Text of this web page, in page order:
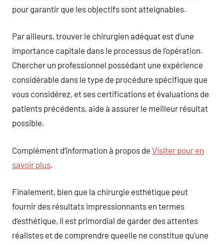
pour garantir que les objectifs sont atteignables.
Par ailleurs, trouver le chirurgien adéquat est d’une
importance capitale dans le processus de l’opération.
Chercher un professionnel possédant une expérience
considérable dans le type de procédure spécifique que
vous considérez, et ses certifications et évaluations de
patients précédents, aide à assurer le meilleur résultat
possible.
Complément d’information à propos de Visiter pour en
savoir plus.
Finalement, bien que la chirurgie esthétique peut
fournir des résultats impressionnants en termes
d’esthétique, il est primordial de garder des attentes
réalistes et de comprendre queelle ne constitue qu’une